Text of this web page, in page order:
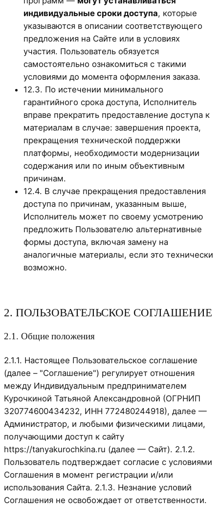
индивидуальные сроки доступа, которые
указываются в описании соответствующего
предложения на Сайте или в условиях
участия. Пользователь обязуется
самостоятельно ознакомиться с такими
условиями до момента оформления заказа.
12.3. По истечении минимального
гарантийного срока доступа, Исполнитель
вправе прекратить предоставление доступа к
материалам в случае: завершения проекта,
прекращения технической поддержки
платформы, необходимости модернизации
содержания или по иным объективным
причинам.
12.4. В случае прекращения предоставления
доступа по причинам, указанным выше,
Исполнитель может по своему усмотрению
предложить Пользователю альтернативные
формы доступа, включая замену на
аналогичные материалы, если это технически
возможно.
2. ПОЛЬЗОВАТЕЛЬСКОЕ СОГЛАШЕНИЕ
2.1. Общие положения
2.1.1. Настоящее Пользовательское соглашение
(далее – "Соглашение") регулирует отношения
между Индивидуальным предпринимателем
Курочкиной Татьяной Александровной (ОГРНИП
320774600434232, ИНН 772480244918), далее —
Администратор, и любыми физическими лицами,
получающими доступ к сайту
https://tanyakurochkina.ru (далее — Сайт). 2.1.2.
Пользователь подтверждает согласие с условиями
Соглашения в момент регистрации и/или
использования Сайта. 2.1.3. Незнание условий
Соглашения не освобождает от ответственности.